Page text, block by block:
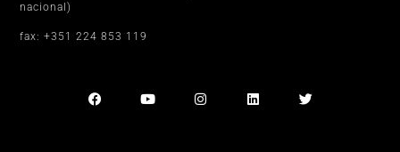
nacional)
fax: +351 224 853 119